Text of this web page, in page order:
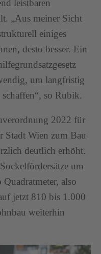
leistbaren
„Aus meiner Sicht
einiges
desto besser. Ein
um langfristig
so Rubik.
2022 für
Stadt Wien zum Bau
deutlich erhöht.
um
also
jetzt 810 bis 1.000
weiterhin